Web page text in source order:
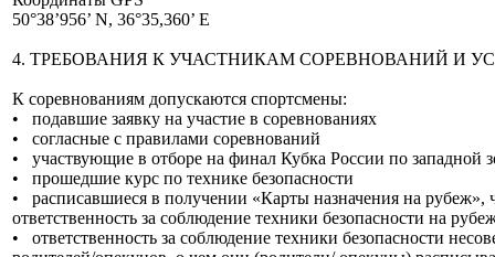
50°38’956’ N, 36°35,360’ E
4. ТРЕБОВАНИЯ К УЧАСТНИКАМ СОРЕВНОВАНИЙ И
К соревнованиям допускаются спортсмены:
• подавшие заявку на участие в соревнованиях
• согласные с правилами соревнований
• участвующие в отборе на финал Кубка России по западной
• прошедшие курс по технике безопасности
• расписавшиеся в получении «Карты назначения на рубеж»,
ответственность за соблюдение техники безопасности на
• ответственность за соблюдение техники безопасности